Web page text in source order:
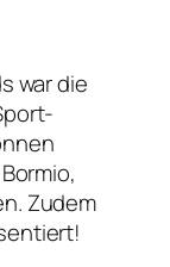
war die
Zudem